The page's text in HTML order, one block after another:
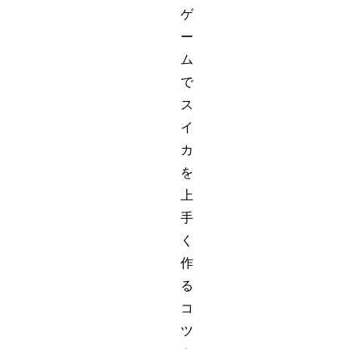
ゲ
ー
ム
で
ス
イ
カ
を
上
手
く
作
る
コ
ツ